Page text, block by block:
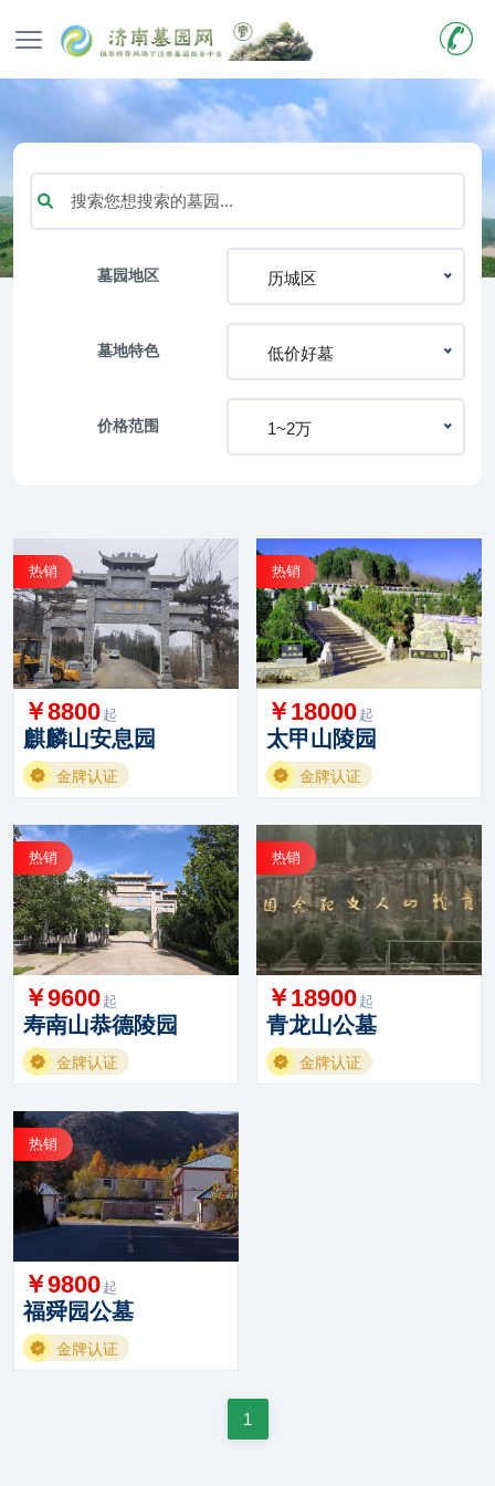
墓园地区 历城区
墓地特色 低价好墓
价格范围 1~2万
热销
￥8800 起
麒麟山安息园
金牌认证
热销
￥18000 起
太甲山陵园
金牌认证
热销
￥9600 起
寿南山恭德陵园
金牌认证
热销
￥18900 起
青龙山公墓
金牌认证
热销
￥9800 起
福舜园公墓
金牌认证
1